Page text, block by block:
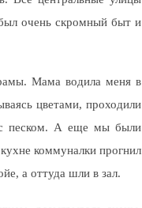
очень скромный быт и
Мама водила меня в
цветами, проходили
с песком. А еще мы были
коммуналки прогнил
а оттуда шли в зал.